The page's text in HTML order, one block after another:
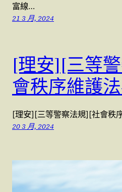
富線…
21 3 月, 2024
[理安][三等
會秩序維護
[理安][三等警察法規][社會秩
20 3 月, 2024